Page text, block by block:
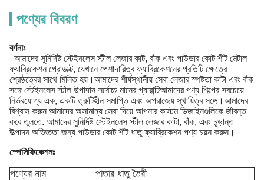
পণ্যের বিবরণ
বর্ণনাঃ
আমাদের সুনির্দিষ্ট স্টেইনলেস স্টীল লেজার কাট, বাঁক এবং পাউডার কোট শীট মেটাল
ফ্যাব্রিকেশন প্রোডাক্ট, যেখানে পেশাদারিত্ব ফ্যাব্রিকেশনের প্রতিটি ক্ষেত্রে
শ্রেষ্ঠত্বের সাথে মিলিত হয়।আমাদের শীর্ষস্থানীয় সেবা লেজার স্পষ্টতা কাটা এবং বাঁক
সঙ্গে স্টেইনলেস স্টীল উপাদান সর্বোচ্চ মানের গ্যারান্টিআমাদের পণ্য শিল্পের সবচেয়ে
নির্ভরযোগ্য এক, একটি ত্রুটিহীন সমাপ্তি এবং অপরাজেয় স্থায়িত্ব সঙ্গে।আমাদের
বিশ্বাস করুন আমাদের অসামান্য সেবা দিয়ে আপনার কাস্টম ডিজাইনগুলিকে জীবন্ত
করে তুলতে. আমাদের সুনির্দিষ্ট স্টেইনলেস স্টীল লেজার কাটা, বাঁক, এবং চূড়ান্ত
উত্পাদন অভিজ্ঞতা জন্য পাউডার কোট শীট ধাতু ফ্যাব্রিকেশন পণ্য চয়ন করুন।
স্পেসিফিকেশনঃ
পণ্যের নাম পাতার ধাতু তৈরী